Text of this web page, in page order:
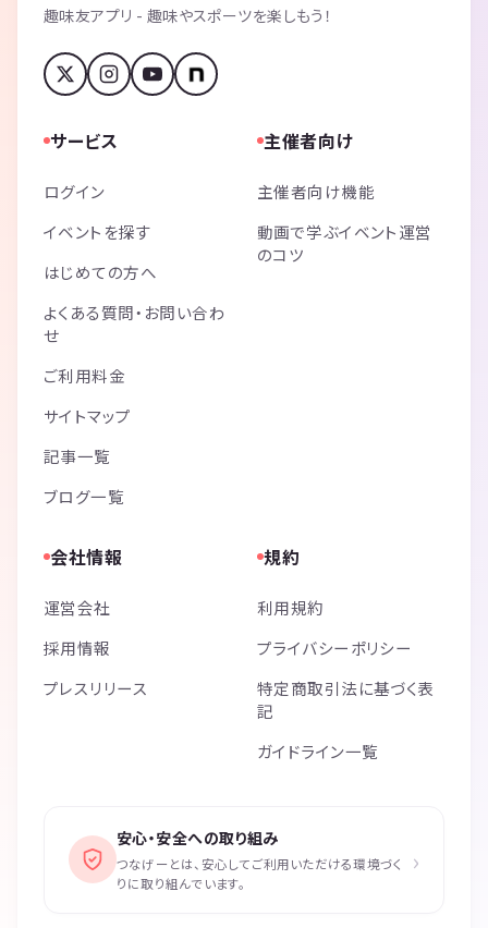
趣味友アプリ - 趣味やスポーツを楽しもう！
サービス
ログイン
イベントを探す
はじめての方へ
よくある質問・お問い合わ
せ
ご利用料金
サイトマップ
記事一覧
ブログ一覧
主催者向け
主催者向け機能
動画で学ぶイベント運営
のコツ
会社情報
運営会社
採用情報
プレスリリース
規約
利用規約
プライバシーポリシー
特定商取引法に基づく表
記
ガイドライン一覧
安心・安全への取り組み
つなげーとは、安心してご利用いただける環境づく
りに取り組んでいます。
›